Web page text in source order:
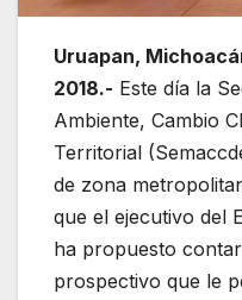
Uruapan,
2018.- Este día la
Ambiente, Cambio
Territorial
de zona
que el ejecutivo del
ha propuesto
prospectivo que le